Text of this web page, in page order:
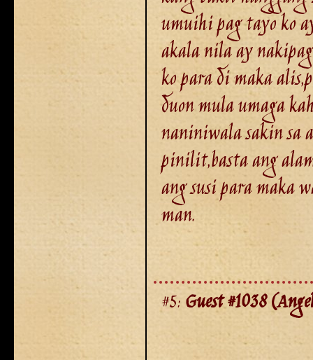
umuihi pag tayo ko
akala nila ay
ko para di maka
duon mula umaga
naniniwala sakin sa
pinilit,basta ang
ang susi para maka
man.
#5:Guest #1038